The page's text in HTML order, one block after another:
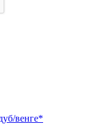
венге*